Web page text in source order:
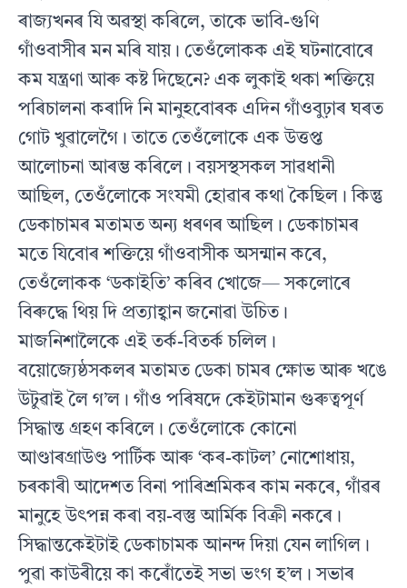
ৰাজ্যখনৰ যি অৱস্থা কৰিলে, তাকে ভাবি-গুণি
গাঁওবাসীৰ মন মৰি যায়। তেওঁলোকক এই ঘটনাবোৰে
কম যন্ত্ৰণা আৰু কষ্ট দিছেনে? এক লুকাই থকা শক্তিয়ে
পৰিচালনা কৰাদি নি মানুহবোৰক এদিন গাঁওবুঢ়াৰ ঘৰত
গোট খুৱালেগৈ। তাতে তেওঁলোকে এক উত্তপ্ত
আলোচনা আৰম্ভ কৰিলে। বয়সস্থসকল সাৱধানী
আছিল, তেওঁলোকে সংযমী হোৱাৰ কথা কৈছিল। কিন্তু
ডেকাচামৰ মতামত অন্য ধৰণৰ আছিল। ডেকাচামৰ
মতে যিবোৰ শক্তিয়ে গাঁওবাসীক অসন্মান কৰে,
তেওঁলোকক ‘ডকাইতি’ কৰিব খোজে— সকলোৰে
বিৰুদ্ধে থিয় দি প্ৰত্যাহ্বান জনোৱা উচিত।
মাজনিশালৈকে এই তৰ্ক-বিতৰ্ক চলিল।
বয়োজ্যেষ্ঠসকলৰ মতামত ডেকা চামৰ ক্ষোভ আৰু খঙে
উটুৱাই লৈ গ’ল। গাঁও পৰিষদে কেইটামান গুৰুত্বপূৰ্ণ
সিদ্ধান্ত গ্ৰহণ কৰিলে। তেওঁলোকে কোনো
আণ্ডাৰগ্ৰাউণ্ড পাৰ্টিক আৰু ‘কৰ-কাটল’ নোশোধায়,
চৰকাৰী আদেশত বিনা পাৰিশ্ৰমিকৰ কাম নকৰে, গাঁৱৰ
মানুহে উৎপন্ন কৰা বয়-বস্তু আৰ্মিক বিক্ৰী নকৰে।
সিদ্ধান্তকেইটাই ডেকাচামক আনন্দ দিয়া যেন লাগিল।
পুৱা কাউৰীয়ে কা কৰোঁতেই সভা ভংগ হ’ল। সভাৰ